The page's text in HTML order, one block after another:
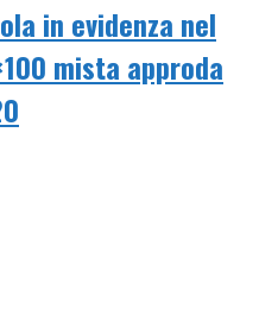
in evidenza nel
mista approda